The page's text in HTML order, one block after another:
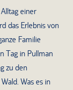
einer
das Erlebnis von
Familie
Tag in Pullman
zu den
Was es in